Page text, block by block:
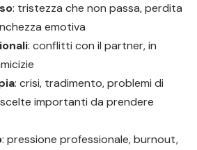
: tristezza che non passa, perdita
emotiva
: conflitti con il partner, in
: crisi, tradimento, problemi di
importanti da prendere
: pressione professionale, burnout,